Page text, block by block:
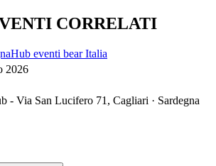
CORRELATI
Hub eventi bear Italia
2026
- Via San Lucifero 71, Cagliari · Sardegna